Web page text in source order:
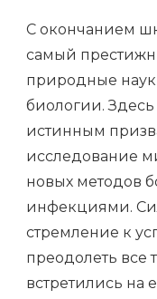
С окончанием
самый
природные
биологии. Здесь
истинным
исследование
новых методов
инфекциями.
стремление к
преодолеть все
встретились на